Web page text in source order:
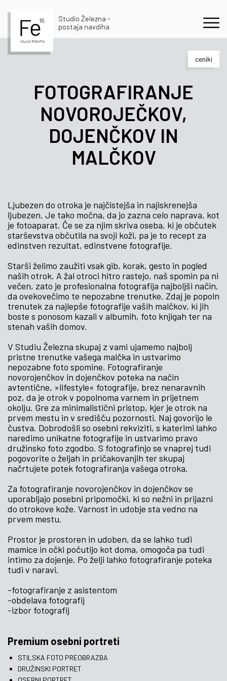
Studio Železna -
postaja navdiha
ceniki
FOTOGRAFIRANJE
NOVOROJEČKOV,
DOJENČKOV IN
MALČKOV
Premium osebni portreti
STILSKA FOTO PREOBRAZBA
DRUŽINSKI PORTRET
Ljubezen do otroka je najčistejša in najiskrenejša
ljubezen. Je tako močna, da jo zazna celo naprava, kot
je fotoaparat. Če se za njim skriva oseba, ki je občutek
starševstva občutila na svoji koži, pa je to recept za
edinstven rezultat, edinstvene fotografije.
Starši želimo zaužiti vsak gib, korak, gesto in pogled
naših otrok. A žal otroci hitro rastejo, naš spomin pa ni
večen, zato je profesionalna fotografija najboljši način,
da ovekovečimo te nepozabne trenutke. Zdaj je popoln
trenutek za najlepše fotografije vaših malčkov, ki jih
boste s ponosom kazali v albumih, foto knjigah ter na
stenah vaših domov.
V Studiu Železna skupaj z vami ujamemo najbolj
pristne trenutke vašega malčka in ustvarimo
nepozabne foto spomine. Fotografiranje
novorojenčkov in dojenčkov poteka na način
avtentične, »lifestyle« fotografije, brez nenaravnih
poz, da je otrok v popolnoma varnem in prijetnem
okolju. Gre za minimalistični pristop, kjer je otrok na
prvem mestu in v središču pozornosti. Naj govorijo le
čustva. Dobrodošli so osebni rekviziti, s katerimi lahko
naredimo unikatne fotografije in ustvarimo pravo
družinsko foto zgodbo. S fotografinjo se vnaprej tudi
pogovorite o željah in pričakovanjih ter skupaj
načrtujete potek fotografiranja vašega otroka.
Za fotografiranje novorojenčkov in dojenčkov se
uporabljajo posebni pripomočki, ki so nežni in prijazni
do otrokove kože. Varnost in udobje sta vedno na
prvem mestu.
Prostor je prostoren in udoben, da se lahko tudi
mamice in očki počutijo kot doma, omogoča pa tudi
intimo za dojenje. Po želji lahko fotografiranje poteka
tudi v naravi.
-fotografiranje z asistentom
-obdelava fotografij
-izbor fotografij